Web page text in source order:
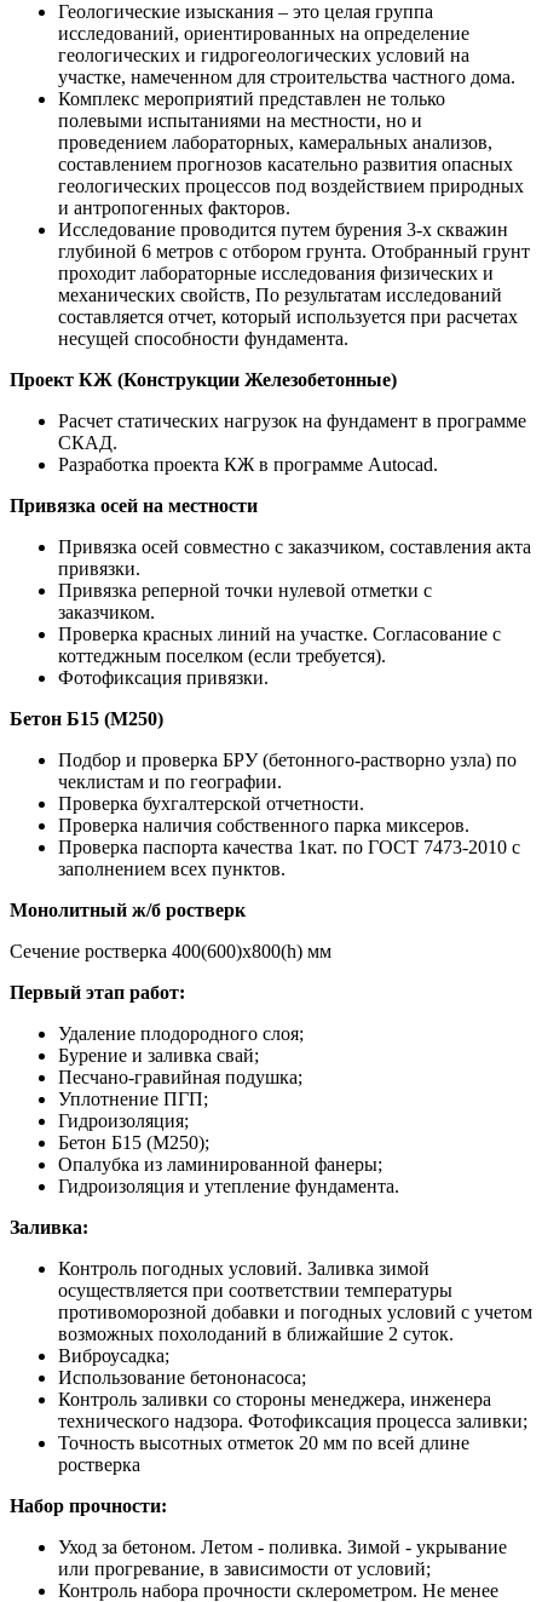
Геологические изыскания – это целая группа
исследований, ориентированных на определение
геологических и гидрогеологических условий на
участке, намеченном для строительства частного дома.
Комплекс мероприятий представлен не только
полевыми испытаниями на местности, но и
проведением лабораторных, камеральных анализов,
составлением прогнозов касательно развития опасных
геологических процессов под воздействием природных
и антропогенных факторов.
Исследование проводится путем бурения 3-х скважин
глубиной 6 метров с отбором грунта. Отобранный грунт
проходит лабораторные исследования физических и
механических свойств, По результатам исследований
составляется отчет, который используется при расчетах
несущей способности фундамента.
Проект КЖ (Конструкции Железобетонные)
Расчет статических нагрузок на фундамент в программе
СКАД.
Разработка проекта КЖ в программе Autocad.
Привязка осей на местности
Привязка осей совместно с заказчиком, составления акта
привязки.
Привязка реперной точки нулевой отметки с
заказчиком.
Проверка красных линий на участке. Согласование с
коттеджным поселком (если требуется).
Фотофиксация привязки.
Бетон Б15 (М250)
Подбор и проверка БРУ (бетонного-растворно узла) по
чеклистам и по географии.
Проверка бухгалтерской отчетности.
Проверка наличия собственного парка миксеров.
Проверка паспорта качества 1кат. по ГОСТ 7473-2010 с
заполнением всех пунктов.
Монолитный ж/б ростверк
Сечение ростверка 400(600)х800(h) мм
Первый этап работ:
Удаление плодородного слоя;
Бурение и заливка свай;
Песчано-гравийная подушка;
Уплотнение ПГП;
Гидроизоляция;
Бетон Б15 (М250);
Опалубка из ламинированной фанеры;
Гидроизоляция и утепление фундамента.
Заливка:
Контроль погодных условий. Заливка зимой
осуществляется при соответствии температуры
противоморозной добавки и погодных условий с учетом
возможных похолоданий в ближайшие 2 суток.
Виброусадка;
Использование бетононасоса;
Контроль заливки со стороны менеджера, инженера
технического надзора. Фотофиксация процесса заливки;
Точность высотных отметок 20 мм по всей длине
ростверка
Набор прочности:
Уход за бетоном. Летом - поливка. Зимой - укрывание
или прогревание, в зависимости от условий;
Контроль набора прочности склерометром. Не менее